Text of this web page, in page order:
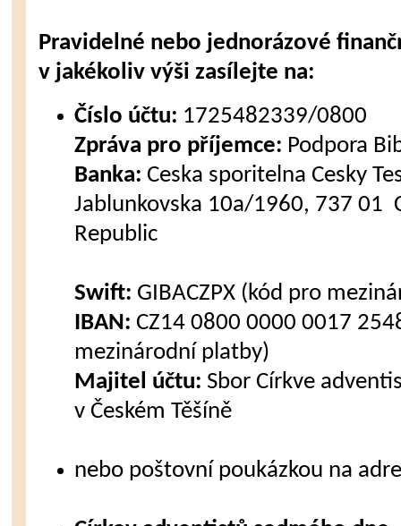
Pravidelné nebo jednorázové
v jakékoliv výši zasílejte na:
Číslo účtu: 1725482339/0800
Zpráva pro příjemce: Podpora
Banka: Ceska sporitelna Cesky
Jablunkovska 10a/1960, 737 01
Republic
Swift: GIBACZPX (kód pro
IBAN: CZ14 0800 0000 0017
mezinárodní platby)
Majitel účtu: Sbor Církve
v Českém Těšíně
nebo poštovní poukázkou na